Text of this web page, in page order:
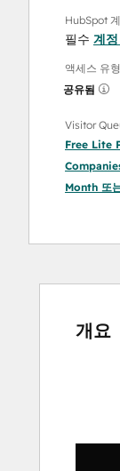
HubSpot
필수 계
액세스 유형
공유됨
Visitor
Free Lite
Month 또
개요